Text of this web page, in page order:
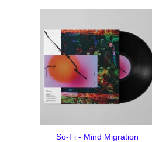
So-Fi - Mind Migration